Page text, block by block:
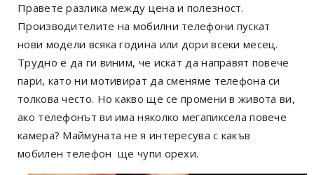
Правете разлика между цена и полезност.
Производителите на мобилни телефони пускат
нови модели всяка година или дори всеки месец.
Трудно е да ги виним, че искат да направят повече
пари, като ни мотивират да сменяме телефона си
толкова често. Но какво ще се промени в живота ви,
ако телефонът ви има няколко мегапиксела повече
камера? Маймуната не я интересува с какъв
мобилен телефон ще чупи орехи.